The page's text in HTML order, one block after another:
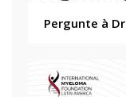
Pergunte à